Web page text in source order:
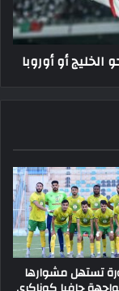
أو أوروبا
تستهل مشوارها